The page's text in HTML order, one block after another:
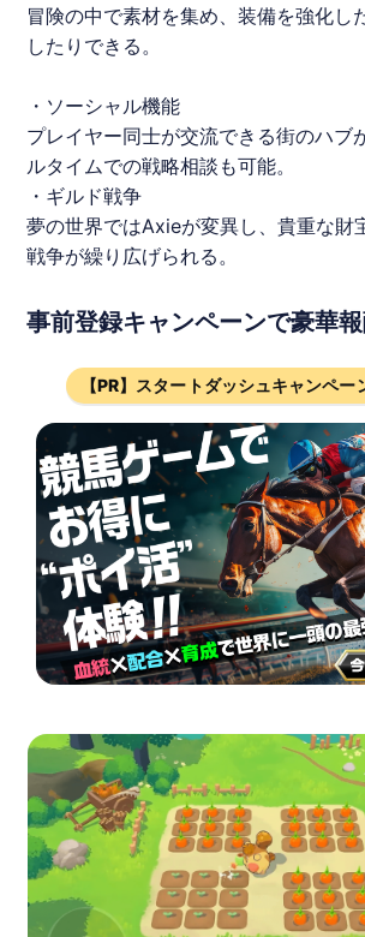
冒険の中で素材を集め、装備を強化し
したりできる。
・ソーシャル機能
プレイヤー同士が交流できる街のハブ
ルタイムでの戦略相談も可能。
・ギルド戦争
夢の世界ではAxieが変異し、貴重な財
戦争が繰り広げられる。
事前登録キャンペーンで豪華
【PR】スタートダッシュキャンペー